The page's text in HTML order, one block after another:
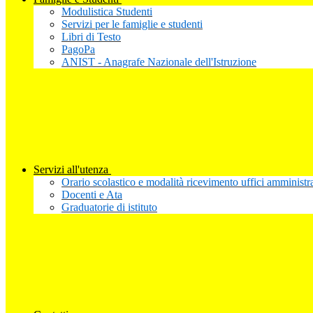
Modulistica Studenti
Servizi per le famiglie e studenti
Libri di Testo
PagoPa
ANIST - Anagrafe Nazionale dell'Istruzione
Servizi all'utenza
Orario scolastico e modalità ricevimento uffici
Docenti e Ata
Graduatorie di istituto